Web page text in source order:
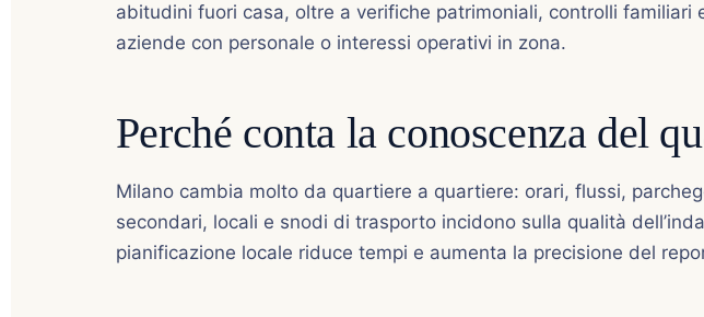
abitudini fuori casa, oltre a verifiche patrimoniali, controlli familiari
aziende con personale o interessi operativi in zona.
Perché conta la conoscenza del
Milano cambia molto da quartiere a quartiere: orari, flussi,
secondari, locali e snodi di trasporto incidono sulla qualità
pianificazione locale riduce tempi e aumenta la precisione del